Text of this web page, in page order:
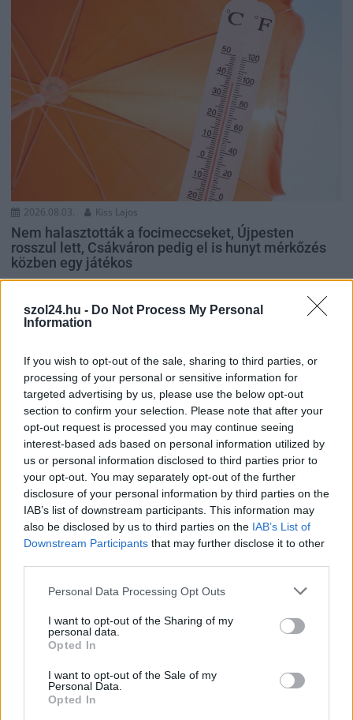
szol24.hu - Do Not Process My Personal
Information
If you wish to opt-out of the sale, sharing to third parties, or
processing of your personal or sensitive information for
targeted advertising by us, please use the below opt-out
section to confirm your selection. Please note that after your
opt-out request is processed you may continue seeing
interest-based ads based on personal information utilized by
us or personal information disclosed to third parties prior to
your opt-out. You may separately opt-out of the further
disclosure of your personal information by third parties on the
IAB’s list of downstream participants. This information may
also be disclosed by us to third parties on the IAB’s List of
Downstream Participants that may further disclose it to other
Please note that this website/app uses one or more Google
not limited to your visit or usage behaviour. You may click to
grant or deny consent to Google and its third-party tags to
use your data for below specified purposes in below Google
consent section.
Personal Data Processing Opt Outs
I want to opt-out of the Sharing of my
personal data.
Opted In
I want to opt-out of the Sale of my
Personal Data.
Opted In
2026.08.03. Kiss Lajos
Nem halasztották a focimeccseket, Újpesten
rosszul lett, Csákváron pedig el is hunyt mérkőzés
közben egy játékos
A szárazság mellett igazán brutális hőhullám sújtja hazánkat
és ez az állapot még romlani is fog...
Sport
A Szolnoki Sportcentrum tehetségével, történelmi
világbajnokságra
Minden idők egyik legnépesebb magyar keretével
képviselteti magát a hazai atlétika a jövő héten
megrendezendő U20-as...